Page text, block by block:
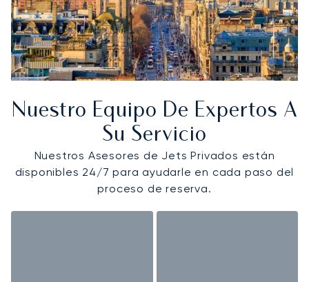
Nuestro Equipo De Expertos A
Su Servicio
Nuestros Asesores de Jets Privados están
disponibles 24/7 para ayudarle en cada paso del
proceso de reserva.